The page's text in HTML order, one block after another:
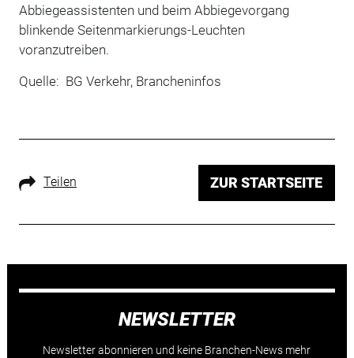
Abbiegeassistenten und beim Abbiegevorgang
blinkende Seitenmarkierungs-Leuchten
voranzutreiben.
Quelle: BG Verkehr, Brancheninfos
Teilen ZUR STARTSEITE
NEWSLETTER
Newsletter abonnieren und keine Branchen-News mehr